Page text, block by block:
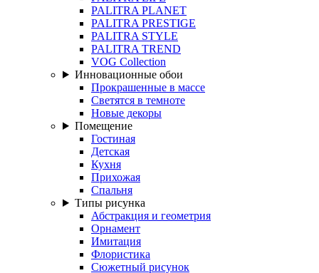
PALITRA PLANET
PALITRA PRESTIGE
PALITRA STYLE
PALITRA TREND
VOG Collection
Инновационные обои
Прокрашенные в массе
Светятся в темноте
Новые декоры
Помещение
Гостиная
Детская
Кухня
Прихожая
Спальня
Типы рисунка
Абстракция и геометрия
Орнамент
Имитация
Флористика
Сюжетный рисунок